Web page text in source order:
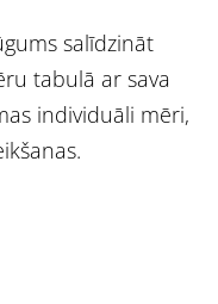
salīdzināt
tabulā ar sava
individuāli mēri,